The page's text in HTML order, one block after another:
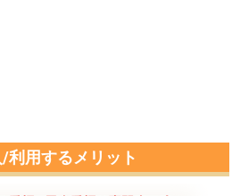
利用するメリット